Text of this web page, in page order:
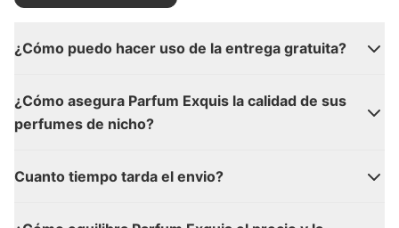
¿Cómo puedo hacer uso de la entrega gratuita?
¿Cómo asegura Parfum Exquis la calidad de sus
perfumes de nicho?
Cuanto tiempo tarda el envio?